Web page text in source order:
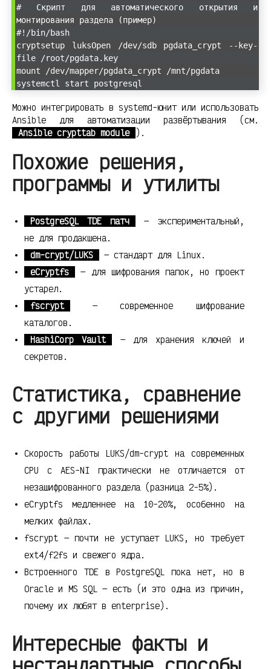
# Скрипт для автоматического открытия и
монтирования раздела (пример)
#!/bin/bash
cryptsetup luksOpen /dev/sdb pgdata_crypt --key-
file /root/pgdata.key
mount /dev/mapper/pgdata_crypt /mnt/pgdata
systemctl start postgresql
Можно интегрировать в systemd-юнит или использовать
Ansible для автоматизации развёртывания (см.
Ansible crypttab module
).
Похожие решения,
программы и утилиты
PostgreSQL TDE патч
— экспериментальный,
не для продакшена.
dm-crypt/LUKS
— стандарт для Linux.
eCryptfs
— для шифрования папок, но проект
устарел.
fscrypt
— современное шифрование
каталогов.
HashiCorp Vault
— для хранения ключей и
секретов.
Статистика, сравнение
с другими решениями
Скорость работы LUKS/dm-crypt на современных
CPU с AES-NI практически не отличается от
незашифрованного раздела (разница 2-5%).
eCryptfs медленнее на 10-20%, особенно на
мелких файлах.
fscrypt — почти не уступает LUKS, но требует
ext4/f2fs и свежего ядра.
Встроенного TDE в PostgreSQL пока нет, но в
Oracle и MS SQL — есть (и это одна из причин,
почему их любят в enterprise).
Интересные факты и